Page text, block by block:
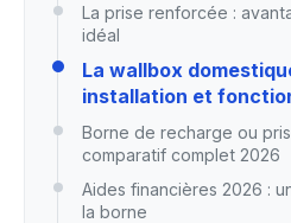
La prise renforcée :
idéal
La wallbox
installation et
Borne de recharge ou
comparatif complet 2026
Aides financières 2026 :
la borne